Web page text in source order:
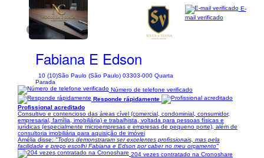
Fabiana E Edson
10 (10)São Paulo (São Paulo) 03303-000 Quarta
Parada
E-
mail verificado
Número de telefone verificado
Responde rápidamente
Profissional acreditado
Consultivo e contencioso das áreas cível (comercial, condominial, consumidor,
empresarial, família, imobiliária) e trabalhista, voltada para pessoas físicas e
jurídicas (especialmente microempresas e empresas de pequeno porte), além de
consultoria imobiliária para aquisição de imóvei
Amélia disse: "Todos demonstraram ser excelentes profissionais, mas pela
facilidade e preço escolhi Fabiana e Edson por caber no meu orçamento"
204 vezes contratado na Cronoshare